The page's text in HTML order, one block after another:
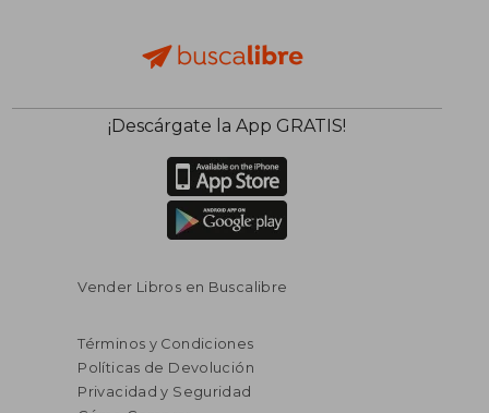
¡Descárgate la App GRATIS!
Vender Libros en Buscalibre
Términos y Condiciones
Políticas de Devolución
Privacidad y Seguridad